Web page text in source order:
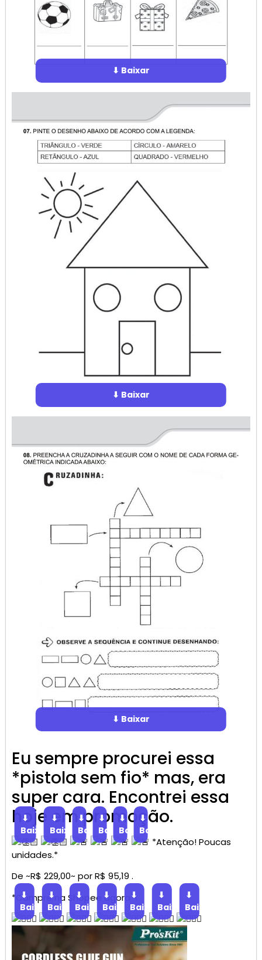
⬇ Baixar
⬇ Baixar
⬇ Baixar
Eu sempre procurei essa
*pistola sem fio* mas, era
super cara. Encontrei essa
hoje em promoção.
⬇
Baixar
⬇
Baixar
⬇
Baixar
⬇
Baixar
⬇
Baixar
⬇
Baixar
*Atenção! Poucas
unidades.*
De ~R$ 229,00~ por R$ 95,19 .
*Compre na Shopee agora*!
⬇
Baixar
⬇
Baixar
⬇
Baixar
⬇
Baixar
⬇
Baixar
⬇
Baixar
⬇
Baixar